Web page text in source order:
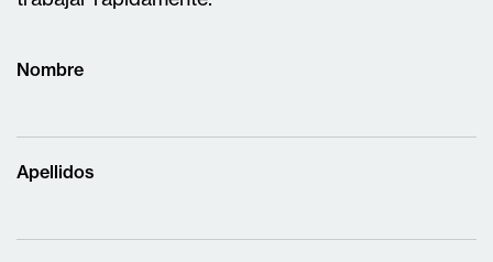
Nombre
Apellidos